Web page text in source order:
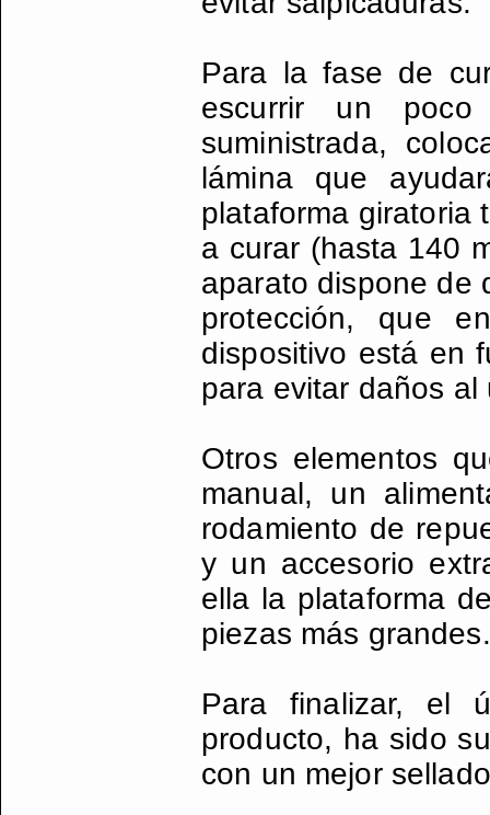
Para la fase de
escurrir un
suministrada,
lámina que
plataforma giratoria
a curar (hasta 140
aparato dispone de
protección, que
dispositivo está en
para evitar daños al
Otros elementos
manual, un
rodamiento de
y un accesorio
ella la plataforma
piezas más grandes.
Para finalizar, el
producto, ha sido
con un mejor